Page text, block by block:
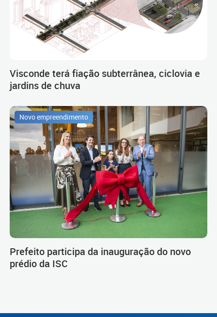
Visconde terá fiação subterrânea, ciclovia e
jardins de chuva
Novo empreendimento
Prefeito participa da inauguração do novo
prédio da ISC